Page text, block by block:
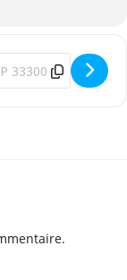
2 en vins -
- WSET